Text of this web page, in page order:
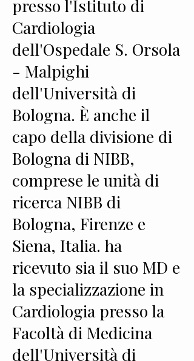
presso l'Istituto di
Cardiologia
dell'Ospedale S. Orsola
- Malpighi
dell'Università di
Bologna. È anche il
capo della divisione di
Bologna di NIBB,
comprese le unità di
ricerca NIBB di
Bologna, Firenze e
Siena, Italia. ha
ricevuto sia il suo MD e
la specializzazione in
Cardiologia presso la
Facoltà di Medicina
dell'Università di